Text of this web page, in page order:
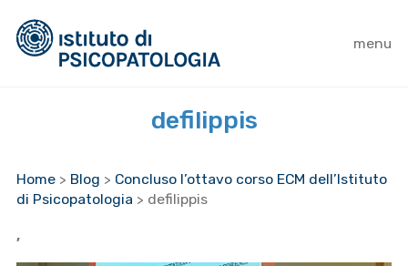
menu
defilippis
Home > Blog > Concluso l’ottavo corso ECM dell’Istituto
di Psicopatologia > defilippis
,